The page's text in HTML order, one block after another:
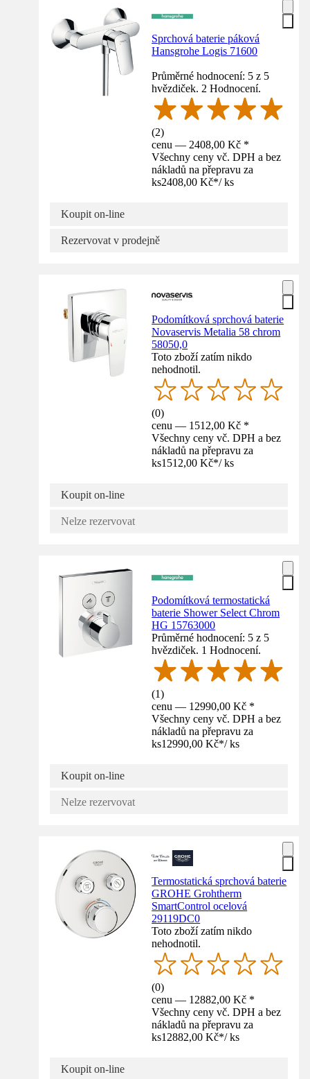
Sprchová baterie páková
Hansgrohe Logis 71600
Průměrné hodnocení: 5 z 5
hvězdiček. 2 Hodnocení.
(2)
cenu — 2408,00 Kč *
Všechny ceny vč. DPH a bez
nákladů na přepravu za
ks2408,00 Kč*/ ks
Koupit on-line
Rezervovat v prodejně
Podomítková sprchová baterie
Novaservis Metalia 58 chrom
58050,0
Toto zboží zatím nikdo
nehodnotil.
(0)
cenu — 1512,00 Kč *
Všechny ceny vč. DPH a bez
nákladů na přepravu za
ks1512,00 Kč*/ ks
Koupit on-line
Nelze rezervovat
Podomítková termostatická
baterie Shower Select Chrom
HG 15763000
Průměrné hodnocení: 5 z 5
hvězdiček. 1 Hodnocení.
(1)
cenu — 12990,00 Kč *
Všechny ceny vč. DPH a bez
nákladů na přepravu za
ks12990,00 Kč*/ ks
Koupit on-line
Nelze rezervovat
Termostatická sprchová baterie
GROHE Grohtherm
SmartControl ocelová
29119DC0
Toto zboží zatím nikdo
nehodnotil.
(0)
cenu — 12882,00 Kč *
Všechny ceny vč. DPH a bez
nákladů na přepravu za
ks12882,00 Kč*/ ks
Koupit on-line